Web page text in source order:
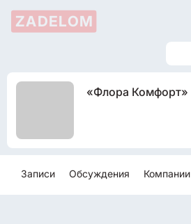
ZADELOM
«Флора Комфорт»
Записи Обсуждения Компании